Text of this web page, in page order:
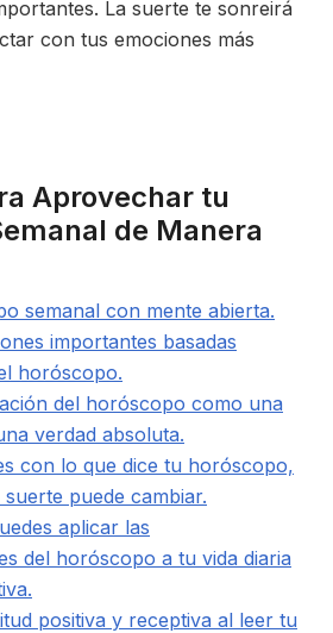
La suerte te sonreirá
con tus emociones más
Aprovechar tu
de Manera
semanal con mente abierta.
importantes basadas
horóscopo.
del horóscopo como una
verdad absoluta.
con lo que dice tu horóscopo,
puede cambiar.
aplicar las
del horóscopo a tu vida diaria
positiva y receptiva al leer tu